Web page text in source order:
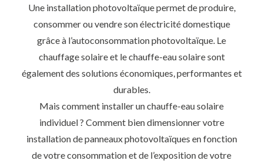
Une installation photovoltaïque permet de produire,
consommer ou vendre son électricité domestique
grâce à l’autoconsommation photovoltaïque. Le
chauffage solaire et le chauffe-eau solaire sont
également des solutions économiques, performantes et
durables.
Mais comment installer un chauffe-eau solaire
individuel ? Comment bien dimensionner votre
installation de panneaux photovoltaïques en fonction
de votre consommation et de l’exposition de votre